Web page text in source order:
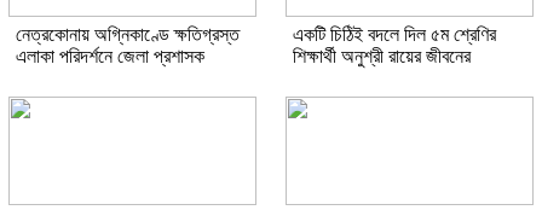
নেত্রকোনায় অগ্নিকাণ্ডে ক্ষতিগ্রস্ত
এলাকা পরিদর্শনে জেলা প্রশাসক
একটি চিঠিই বদলে দিল ৫ম শ্রেণির
শিক্ষার্থী অনুশ্রী রায়ের জীবনের